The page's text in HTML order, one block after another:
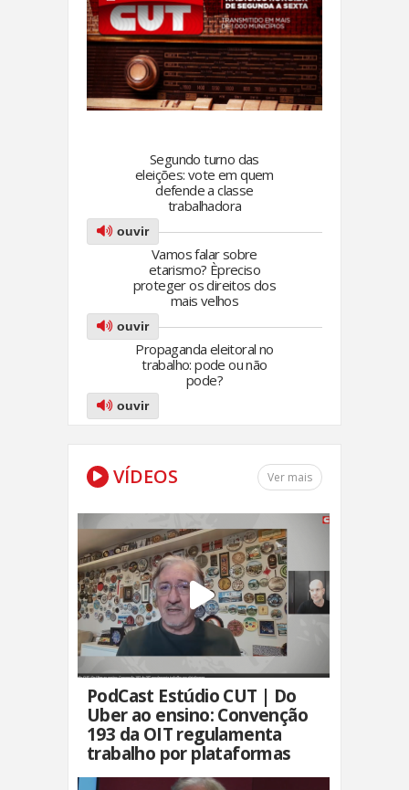
Segundo turno das
eleições: vote em quem
defende a classe
trabalhadora
ouvir
Vamos falar sobre
etarismo? Èpreciso
proteger os direitos dos
mais velhos
ouvir
Propaganda eleitoral no
trabalho: pode ou não
pode?
ouvir
VÍDEOS Ver mais
PodCast Estúdio CUT | Do
Uber ao ensino: Convenção
193 da OIT regulamenta
trabalho por plataformas